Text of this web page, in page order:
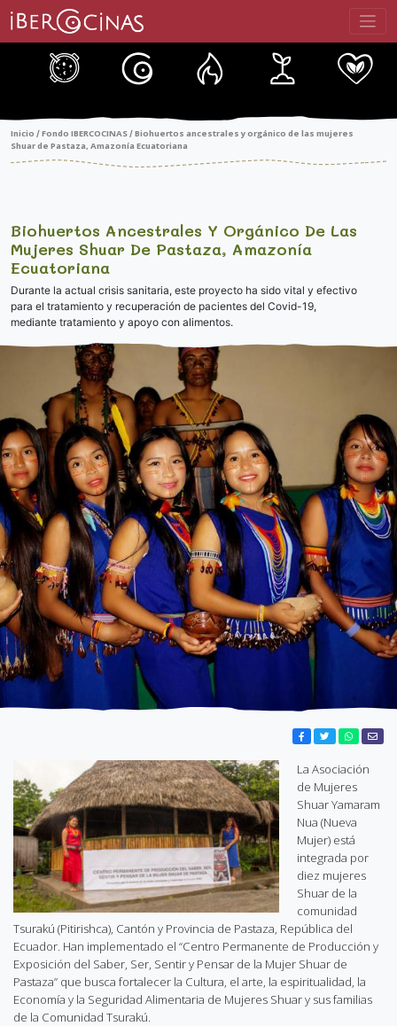
Inicio /Fondo IBERCOCINAS/Biohuertos ancestrales y orgánico de las mujeres
Shuar de Pastaza, Amazonía Ecuatoriana
Biohuertos Ancestrales Y Orgánico De Las
Mujeres Shuar De Pastaza, Amazonía
Ecuatoriana
Durante la actual crisis sanitaria, este proyecto ha sido vital y efectivo
para el tratamiento y recuperación de pacientes del Covid-19,
mediante tratamiento y apoyo con alimentos.
La Asociación
de Mujeres
Shuar Yamaram
Nua (Nueva
Mujer) está
integrada por
diez mujeres
Shuar de la
comunidad
Tsurakú (Pitirishca), Cantón y Provincia de Pastaza, República del
Ecuador. Han implementado el “Centro Permanente de Producción y
Exposición del Saber, Ser, Sentir y Pensar de la Mujer Shuar de
Pastaza” que busca fortalecer la Cultura, el arte, la espiritualidad, la
Economía y la Seguridad Alimentaria de Mujeres Shuar y sus familias
de la Comunidad Tsurakú.